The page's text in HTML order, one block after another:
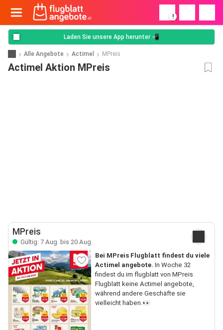
!
Laden Sie unsere App herunter 📲
Alle Angebote Actimel MPreis
Actimel Aktion MPreis
MPreis
Gültig: 7 Aug. bis 20 Aug.
Bei MPreis Flugblatt findest du viele
Actimel angebote. In Woche 32
findest du im flugblatt von MPreis
Flugblatt keine Actimel angebote,
während andere Geschäfte sie
vielleicht haben.👀